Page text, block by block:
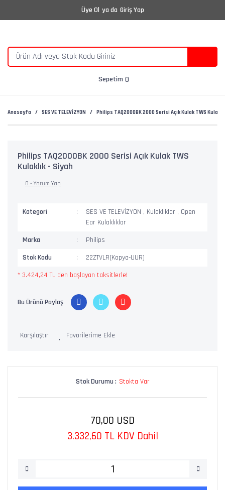
Üye Ol ya da Giriş Yap
Sepetim
Anasayfa SES VE TELEVİZYON Philips TAQ2000BK 2000 Serisi Açık Kulak TWS
Philips TAQ2000BK 2000 Serisi Açık Kulak TWS
Kulaklık - Siyah
0 - Yorum Yap
Kategori SES VE TELEVİZYON , Kulaklıklar , Open
Ear Kulaklıklar
Marka
Philips
Stok Kodu
22ZTVLR(Kopya-UUR)
* 3.424,24 TL den başlayan taksitlerle!
Bu Ürünü Paylaş
Karşılaştır
Stok Durumu : Stokta Var
70,00 USD
3.332,60 TL KDV Dahil